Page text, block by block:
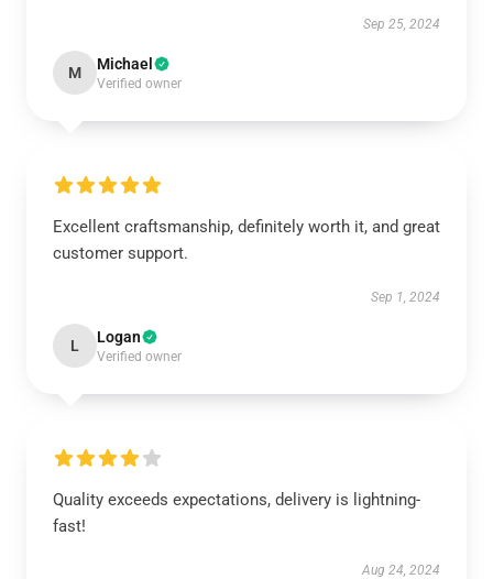
Sep 25, 2024
M Michael
Verified owner
Excellent craftsmanship, definitely worth it, and great
customer support.
Sep 1, 2024
L Logan
Verified owner
Quality exceeds expectations, delivery is lightning-
fast!
Aug 24, 2024